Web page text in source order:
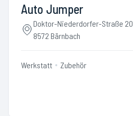
Auto Jumper
Doktor-Niederdorfer-Straße 20
8572 Bärnbach
Werkstatt Zubehör